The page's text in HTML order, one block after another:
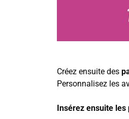
Créez ensuite des
Personnalisez les
Insérez ensuite